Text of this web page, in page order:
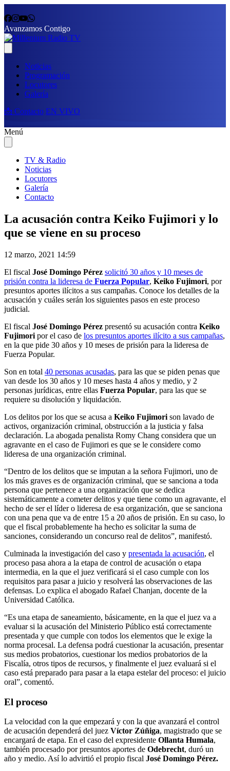
Avanzamos Contigo
Noticias
Programación
Locutores
Galería
📩 Contacto EN VIVO
Menú
TV & Radio
Noticias
Locutores
Galería
Contacto
La acusación contra Keiko Fujimori y lo
que se viene en su proceso
12 marzo, 2021 14:59
El fiscal José Domingo Pérez solicitó 30 años y 10 meses de
prisión contra la lideresa de Fuerza Popular, Keiko Fujimori, por
presuntos aportes ilícitos a sus campañas. Conoce los detalles de la
acusación y cuáles serán los siguientes pasos en este proceso
judicial.
El fiscal José Domingo Pérez presentó su acusación contra Keiko
Fujimori por el caso de los presuntos aportes ilícito a sus campañas,
en la que pide 30 años y 10 meses de prisión para la lideresa de
Fuerza Popular.
Son en total 40 personas acusadas, para las que se piden penas que
van desde los 30 años y 10 meses hasta 4 años y medio, y 2
personas jurídicas, entre ellas Fuerza Popular, para las que se
requiere su disolución y liquidación.
Los delitos por los que se acusa a Keiko Fujimori son lavado de
activos, organización criminal, obstrucción a la justicia y falsa
declaración. La abogada penalista Romy Chang considera que un
agravante en el caso de Fujimori es que se le considere como
lideresa de una organización criminal.
“Dentro de los delitos que se imputan a la señora Fujimori, uno de
los más graves es de organización criminal, que se sanciona a toda
persona que pertenece a una organización que se dedica
sistemáticamente a cometer delitos y que tiene como un agravante, el
hecho de ser el líder o lideresa de esa organización, que se sanciona
con una pena que va de entre 15 a 20 años de prisión. En su caso, lo
que el fiscal probablemente ha hecho es solicitar la suma de
sanciones, considerando un concurso real de delitos”, manifestó.
Culminada la investigación del caso y presentada la acusación, el
proceso pasa ahora a la etapa de control de acusación o etapa
intermedia, en la que el juez verificará si el caso cumple con los
requisitos para pasar a juicio y resolverá las observaciones de las
defensas. Lo explica el abogado Rafael Chanjan, docente de la
Universidad Católica.
“Es una etapa de saneamiento, básicamente, en la que el juez va a
evaluar si la acusación del Ministerio Público está correctamente
presentada y que cumple con todos los elementos que le exige la
norma procesal. La defensa podrá cuestionar la acusación, presentar
sus medios probatorios, cuestionar los medios probatorios de la
Fiscalía, otros tipos de recursos, y finalmente el juez evaluará si el
caso está preparado para pasar a la etapa estelar del proceso: el juicio
oral”, comentó.
El proceso
La velocidad con la que empezará y con la que avanzará el control
de acusación dependerá del juez Víctor Zúñiga, magistrado que se
encargará de etapa. En el caso del expresidente Ollanta Humala,
también procesado por presuntos aportes de Odebrecht, duró un
año y medio. Así lo advirtió el propio fiscal José Domingo Pérez.